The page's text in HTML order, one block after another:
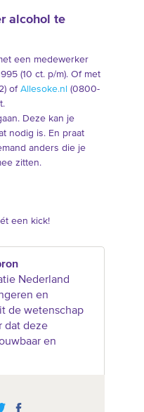
alcohol te
een medewerker
(10 ct. p/m). Of met
of Allesoke.nl (0800-
Deze kan je
nodig is. En praat
anders die je
zitten.
een kick!
Nederland
en
de wetenschap
dat deze
en